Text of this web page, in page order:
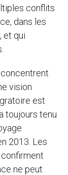
conflits
dans les
et qui
vision
est
toujours tenu
2013. Les
ne peut